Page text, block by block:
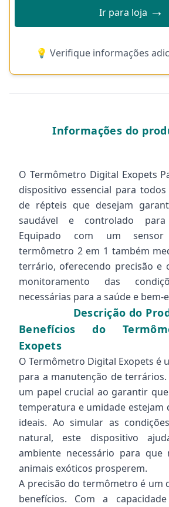
Ir para loja →
💡 Verifique informações
Informações do
O Termômetro Digital Exopets
dispositivo essencial para
de répteis que desejam
saudável e controlado
Equipado com um
termômetro 2 em 1 também
terrário, oferecendo precisão e
monitoramento das
necessárias para a saúde e
Descrição do
Benefícios do
Exopets
O Termômetro Digital Exopets é
para a manutenção de terrários.
um papel crucial ao garantir
temperatura e umidade estejam
ideais. Ao simular as
natural, este dispositivo
ambiente necessário para
animais exóticos prosperem.
A precisão do termômetro é um
benefícios. Com a